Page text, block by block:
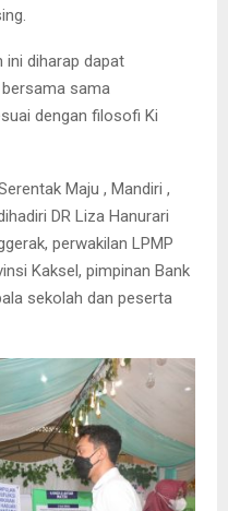
ini diharap dapat
sama
dengan filosofi Ki
Maju , Mandiri ,
DR Liza Hanurari
perwakilan LPMP
Kaksel, pimpinan Bank
sekolah dan peserta